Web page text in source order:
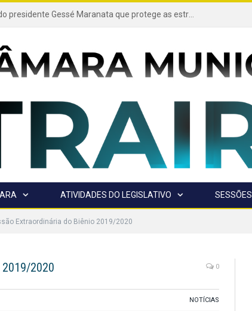
Projeto de autoria do presidente Gessé Maranata que protege as estradas vicinais de Trairão é transformado em lei
ATIVIDADES DO LEGISLATIVO SESSÕES
Extraordinária do Biênio 2019/2020
2019/2020 0
NOTÍCIAS